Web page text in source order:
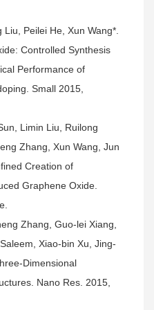
Peilei He, Xun Wang*.
Controlled Synthesis
Performance of
Small 2015,
Limin Liu, Ruilong
Zhang, Xun Wang, Jun
Creation of
Graphene Oxide.
Zhang, Guo-lei Xiang,
Xiao-bin Xu, Jing-
Dimensional
Nano Res. 2015,